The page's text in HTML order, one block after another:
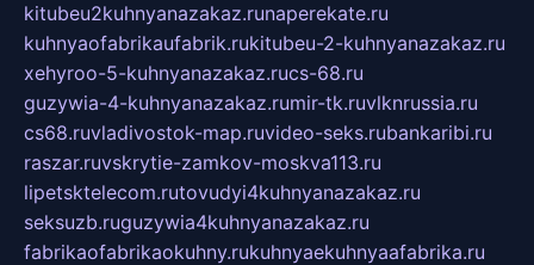
kitubeu2kuhnyanazakaz.runaperekate.ru
kuhnyaofabrikaufabrik.rukitubeu-2-kuhnyanazakaz.ru
xehyroo-5-kuhnyanazakaz.rucs-68.ru
guzywia-4-kuhnyanazakaz.rumir-tk.ruvlknrussia.ru
cs68.ruvladivostok-map.ruvideo-seks.rubankaribi.ru
raszar.ruvskrytie-zamkov-moskva113.ru
lipetsktelecom.rutovudyi4kuhnyanazakaz.ru
seksuzb.ruguzywia4kuhnyanazakaz.ru
fabrikaofabrikaokuhny.rukuhnyaekuhnyaafabrika.ru